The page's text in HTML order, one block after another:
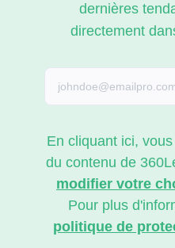
dernières
directement
En cliquant ici,
du contenu de
modifier votre
Pour plus
politique de